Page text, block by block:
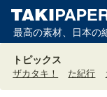
最高の素材、日本の
トピックス
ザカタキ！ た紀行